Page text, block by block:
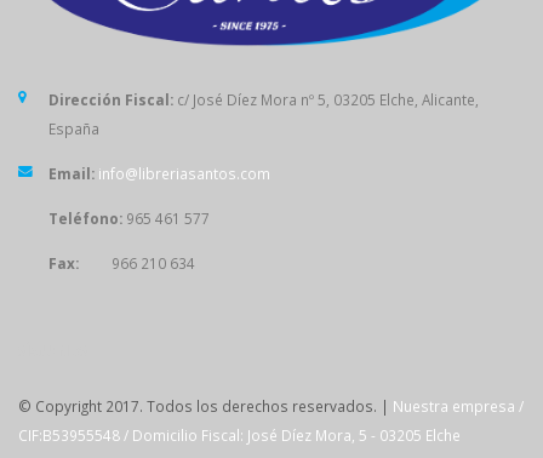
Dirección Fiscal: c/ José Díez Mora nº 5, 03205 Elche, Alicante,
España
Email: info@libreriasantos.com
Teléfono: 965 461 577
Fax: 966 210 634
© Copyright 2017. Todos los derechos reservados. | Nuestra empresa /
CIF:B53955548 / Domicilio Fiscal: José Díez Mora, 5 - 03205 Elche